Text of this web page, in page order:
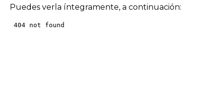
Puedes verla íntegramente, a continuación: